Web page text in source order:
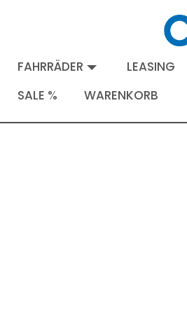
FAHRRÄDER LEASING
SALE %
WARENKORB